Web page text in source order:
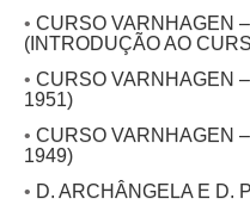
• CURSO VARNHAGEN
(INTRODUÇÃO AO
• CURSO VARNHAGEN
1951)
• CURSO VARNHAGEN
1949)
• D. ARCHÂNGELA E D.